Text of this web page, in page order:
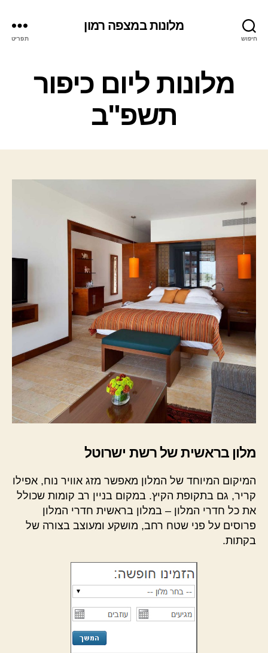
חיפוש
מלונות במצפה רמון
תפריט
ק
ט
ו
ר
ו
מלונות ליום כיפור
תשפ"ב
מלון בראשית של רשת ישרוטל
המיקום המיוחד של המלון מאפשר מזג אוויר נוח, אפילו
קריר, גם בתקופת הקיץ. במקום בניין רב קומות שכולל
את כל חדרי המלון – במלון בראשית חדרי המלון
פרוסים על פני שטח רחב, מושקע ומעוצב בצורה של
בקתות.